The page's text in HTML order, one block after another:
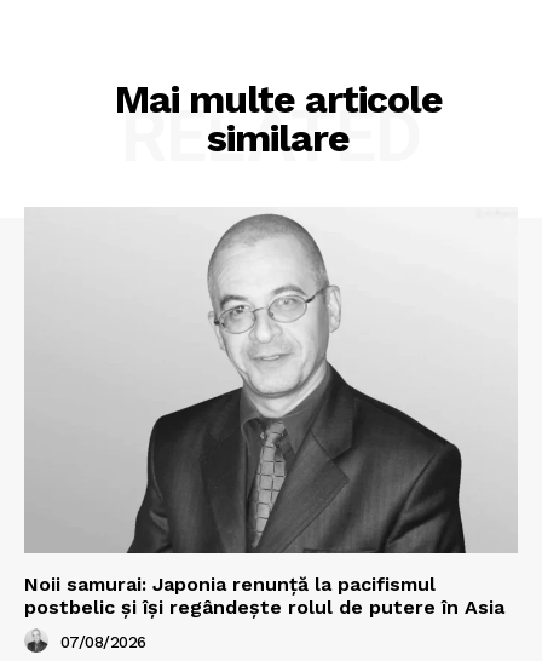
Mai multe articole
similare
RELATED
Noii samurai: Japonia renunță la pacifismul
postbelic și își regândește rolul de putere în Asia
07/08/2026